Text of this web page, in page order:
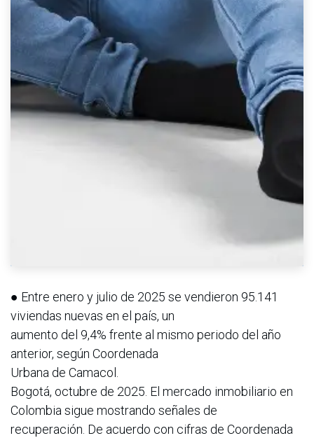
● Entre enero y julio de 2025 se vendieron 95.141
viviendas nuevas en el país, un
aumento del 9,4% frente al mismo periodo del año
anterior, según Coordenada
Urbana de Camacol.
Bogotá, octubre de 2025. El mercado inmobiliario en
Colombia sigue mostrando señales de
recuperación. De acuerdo con cifras de Coordenada